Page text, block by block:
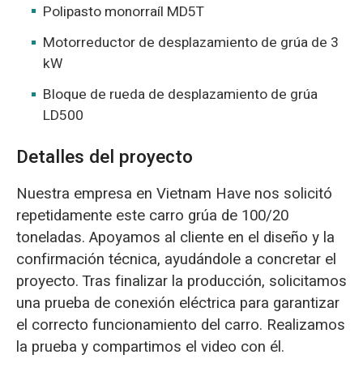
Polipasto monorraíl MD5T
Motorreductor de desplazamiento de grúa de 3
kW
Bloque de rueda de desplazamiento de grúa
LD500
Detalles del proyecto
Nuestra empresa en Vietnam Have nos solicitó
repetidamente este carro grúa de 100/20
toneladas. Apoyamos al cliente en el diseño y la
confirmación técnica, ayudándole a concretar el
proyecto. Tras finalizar la producción, solicitamos
una prueba de conexión eléctrica para garantizar
el correcto funcionamiento del carro. Realizamos
la prueba y compartimos el video con él.